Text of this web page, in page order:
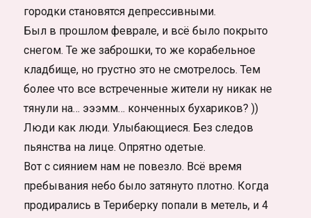
городки становятся депрессивными.
Был в прошлом феврале, и всё было покрыто
снегом. Те же заброшки, то же корабельное
кладбище, но грустно это не смотрелось. Тем
более что все встреченные жители ну никак не
тянули на… эээмм… конченных бухариков? ))
Люди как люди. Улыбающиеся. Без следов
пьянства на лице. Опрятно одетые.
Вот с сиянием нам не повезло. Всё время
пребывания небо было затянуто плотно. Когда
продирались в Териберку попали в метель, и 4